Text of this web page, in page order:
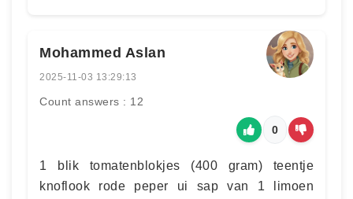
Mohammed Aslan
2025-11-03 13:29:13
Count answers : 12
0
1 blik tomatenblokjes (400 gram) teentje
knoflook rode peper ui sap van 1 limoen